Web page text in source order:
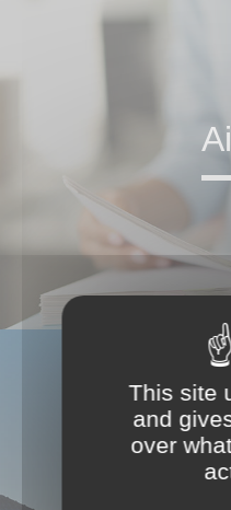
This site
and
over